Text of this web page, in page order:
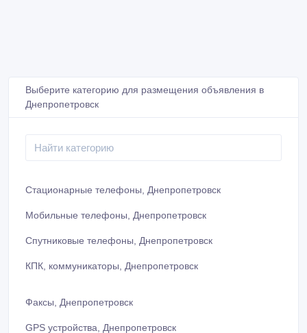
Выберите категорию для размещения объявления в
Днепропетровск
Стационарные телефоны, Днепропетровск
Мобильные телефоны, Днепропетровск
Спутниковые телефоны, Днепропетровск
КПК, коммуникаторы, Днепропетровск
Факсы, Днепропетровск
GPS устройства, Днепропетровск